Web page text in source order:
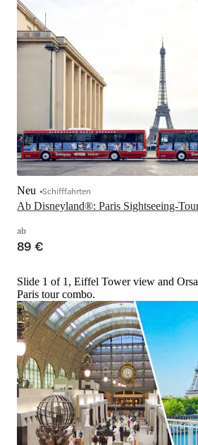
Ab Disneyland®: Paris Sightseeing-
Neu Schifffahrten
ab
89 €
Slide 1 of 1, Eiffel Tower view and
Paris tour combo.